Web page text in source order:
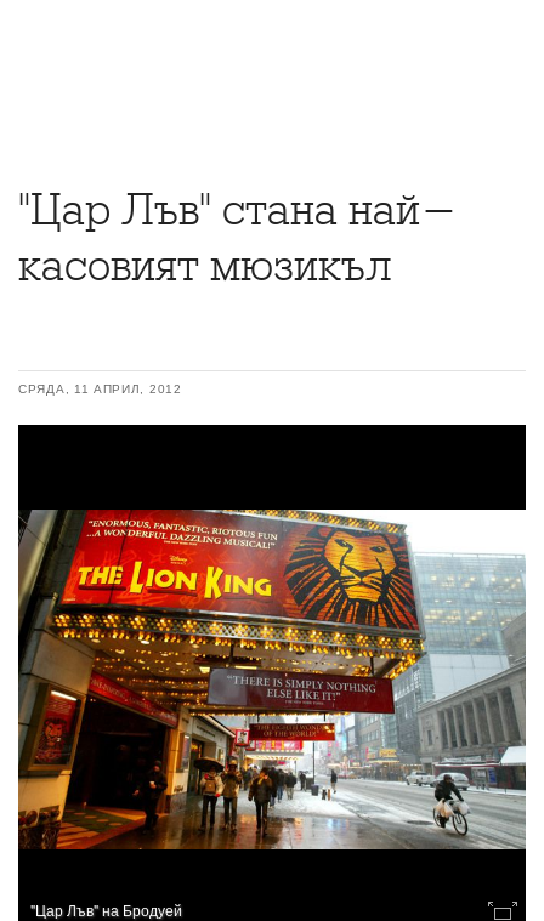
"Цар Лъв" стана най-
касовият мюзикъл
СРЯДА, 11 АПРИЛ, 2012
"Цар Лъв" на Бродуей